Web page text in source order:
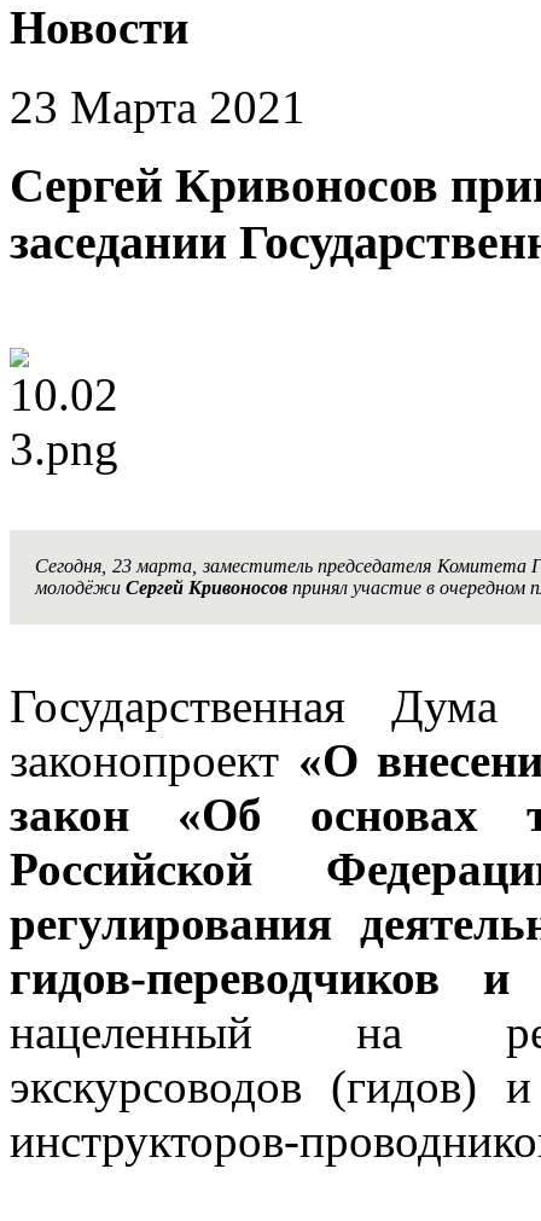
Новости
23 Марта 2021
Сергей Кривоносов
заседании
Сегодня, 23 марта, заместитель председателя Комитета
молодёжи Сергей Кривоносов принял участие в очередном
Государственная
законопроект «О
закон «Об основах
Российской
регулирования
гидов-переводчиков и
нацеленный на
экскурсоводов (гидов)
инструкторов-